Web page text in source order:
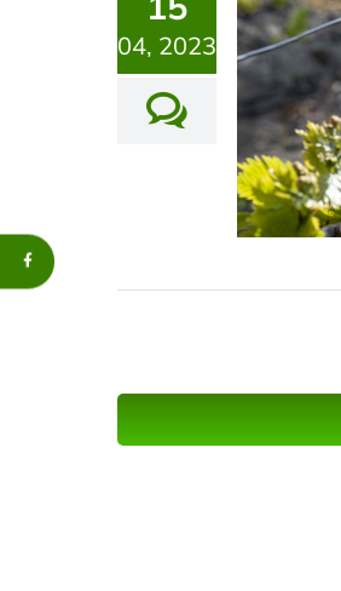
04, 2023